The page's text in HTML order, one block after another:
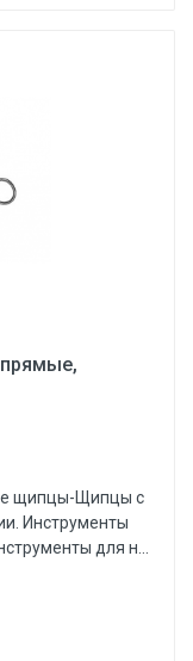
щипцы-Щипцы с
Инструменты
для н...